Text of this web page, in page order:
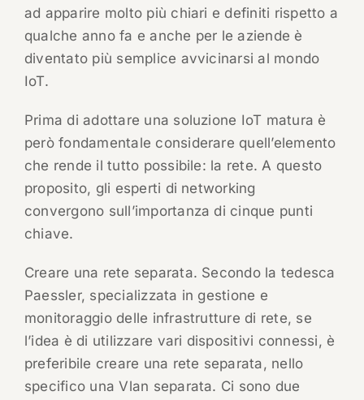
ad apparire molto più chiari e definiti rispetto a
qualche anno fa e anche per le aziende è
diventato più semplice avvicinarsi al mondo
IoT.
Prima di adottare una soluzione IoT matura è
però fondamentale considerare quell’elemento
che rende il tutto possibile: la rete. A questo
proposito, gli esperti di networking
convergono sull’importanza di cinque punti
chiave.
Creare una rete separata. Secondo la tedesca
Paessler, specializzata in gestione e
monitoraggio delle infrastrutture di rete, se
l’idea è di utilizzare vari dispositivi connessi, è
preferibile creare una rete separata, nello
specifico una Vlan separata. Ci sono due